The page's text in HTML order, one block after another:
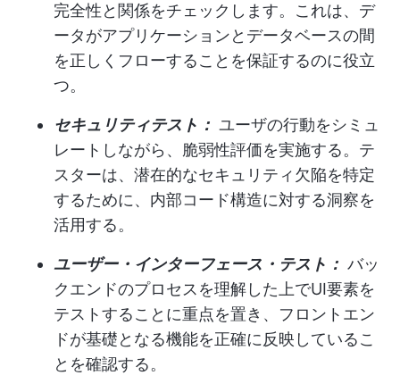
完全性と関係をチェックします。これは、デ
ータがアプリケーションとデータベースの間
を正しくフローすることを保証するのに役立
つ。
セキュリティテスト： ユーザの行動をシミュ
レートしながら、脆弱性評価を実施する。テ
スターは、潜在的なセキュリティ欠陥を特定
するために、内部コード構造に対する洞察を
活用する。
ユーザー・インターフェース・テスト： バッ
クエンドのプロセスを理解した上でUI要素を
テストすることに重点を置き、フロントエン
ドが基礎となる機能を正確に反映しているこ
とを確認する。